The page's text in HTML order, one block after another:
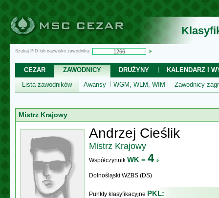
Szukaj PID lub nazwisko zawodnika:
CEZAR ZAWODNICY DRUŻYNY
KALENDARZ I
Lista zawodników
Awansy WGM, WLM, WIM Zawodnicy
Mistrz Krajowy
Andrzej Cieślik
Mistrz Krajowy
Współczynnik WK = 4
Dolnośląski WZBS (DS)
Punkty klasyfikacyjne PKL: